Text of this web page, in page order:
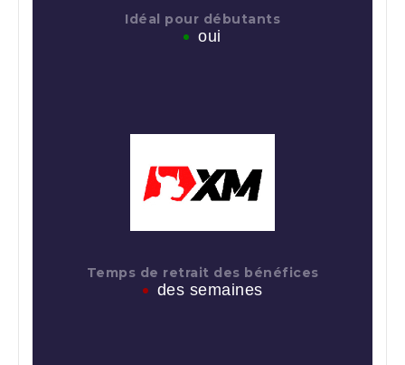
Idéal pour débutants
oui
Temps de retrait des bénéfices
des semaines